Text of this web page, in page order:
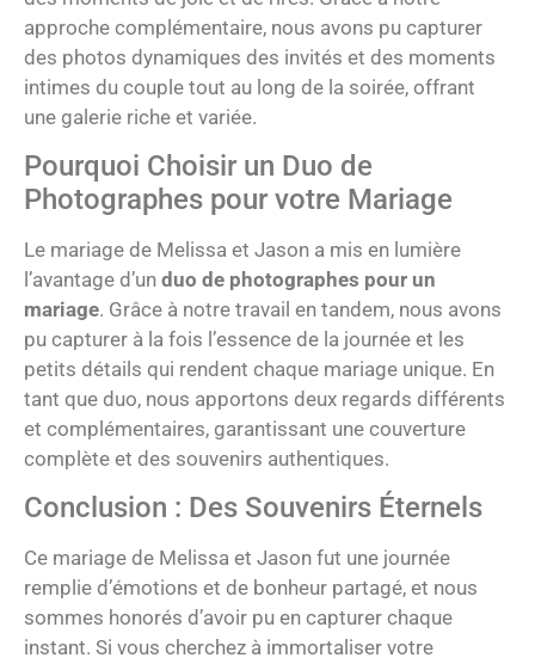
approche complémentaire, nous avons pu capturer
des photos dynamiques des invités et des moments
intimes du couple tout au long de la soirée, offrant
une galerie riche et variée.
Pourquoi Choisir un Duo de
Photographes pour votre Mariage
Le mariage de Melissa et Jason a mis en lumière
l’avantage d’un duo de photographes pour un
mariage. Grâce à notre travail en tandem, nous avons
pu capturer à la fois l’essence de la journée et les
petits détails qui rendent chaque mariage unique. En
tant que duo, nous apportons deux regards différents
et complémentaires, garantissant une couverture
complète et des souvenirs authentiques.
Conclusion : Des Souvenirs Éternels
Ce mariage de Melissa et Jason fut une journée
remplie d’émotions et de bonheur partagé, et nous
sommes honorés d’avoir pu en capturer chaque
instant. Si vous cherchez à immortaliser votre